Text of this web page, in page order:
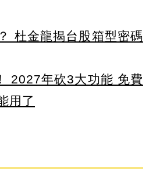
杜金龍揭台股箱型密碼
2027年砍3大功能 免費
用了